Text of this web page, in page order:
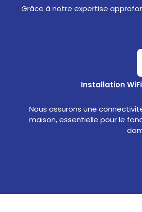
Grâce à notre expertise
Installation
Nous assurons une
maison, essentielle pour le